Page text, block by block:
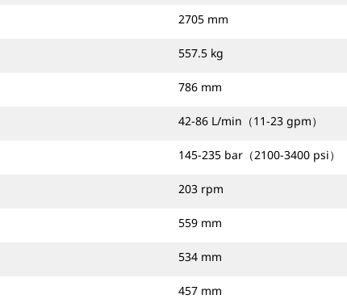
2705 mm
557.5 kg
786 mm
42-86 L/min（11-23 gpm）
145-235 bar（2100-3400 psi）
203 rpm
559 mm
534 mm
457 mm